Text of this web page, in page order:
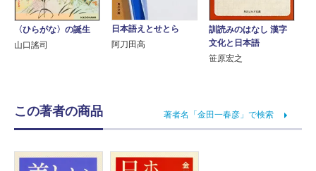
〈ひらがな〉の誕生
山口謠司
日本語えとせとら
阿刀田高
訓読みのはなし 漢字
文化と日本語
笹原宏之
この著者の商品 著者名「金田一春彦」で検索